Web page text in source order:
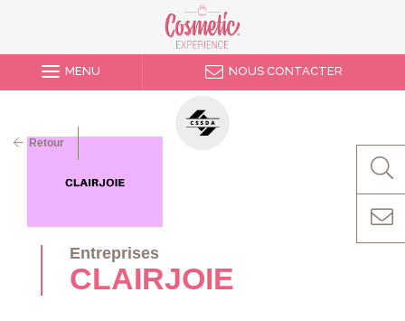
MENU NOUS CONTACTER
Entreprises
CLAIRJOIE
Retour